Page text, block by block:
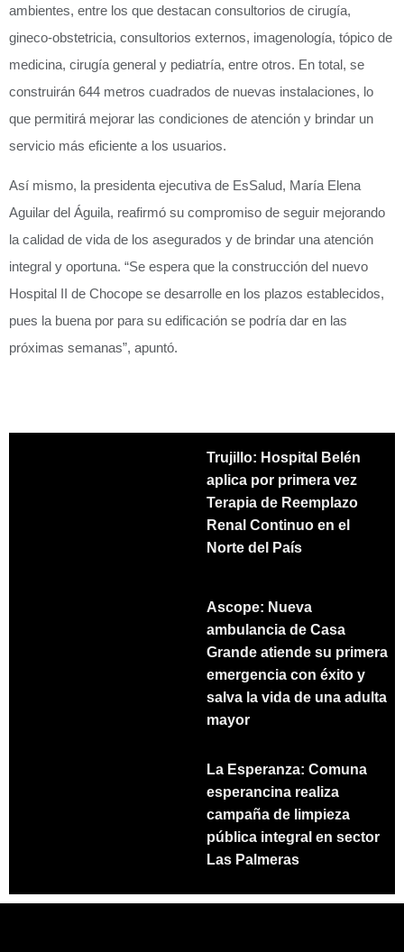
ambientes, entre los que destacan consultorios de cirugía,
gineco-obstetricia, consultorios externos, imagenología, tópico de
medicina, cirugía general y pediatría, entre otros. En total, se
construirán 644 metros cuadrados de nuevas instalaciones, lo
que permitirá mejorar las condiciones de atención y brindar un
servicio más eficiente a los usuarios.
Así mismo, la presidenta ejecutiva de EsSalud, María Elena
Aguilar del Águila, reafirmó su compromiso de seguir mejorando
la calidad de vida de los asegurados y de brindar una atención
integral y oportuna. “Se espera que la construcción del nuevo
Hospital II de Chocope se desarrolle en los plazos establecidos,
pues la buena por para su edificación se podría dar en las
próximas semanas”, apuntó.
Trujillo: Hospital Belén
aplica por primera vez
Terapia de Reemplazo
Renal Continuo en el
Norte del País
Ascope: Nueva
ambulancia de Casa
Grande atiende su primera
emergencia con éxito y
salva la vida de una adulta
mayor
La Esperanza: Comuna
esperancina realiza
campaña de limpieza
pública integral en sector
Las Palmeras